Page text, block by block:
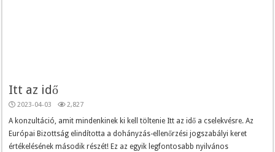
Itt az idő
2023-04-03 2,827
A konzultáció, amit mindenkinek ki kell töltenie Itt az idő a cselekvésre. Az
Európai Bizottság elindította a dohányzás-ellenőrzési jogszabályi keret
értékelésének második részét! Ez az egyik legfontosabb nyilvános